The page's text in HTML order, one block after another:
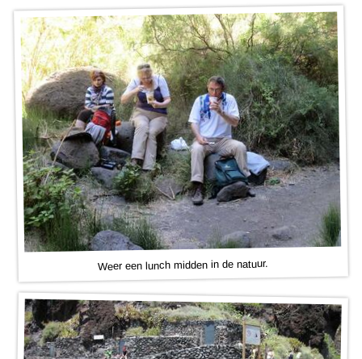
Weer een lunch midden in de natuur.